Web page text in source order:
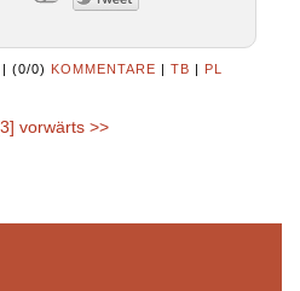
(0/0) KOMMENTARE TB PL
vorwärts >>